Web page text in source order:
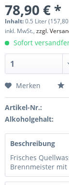
78,90 € *
Inhalt:0.5 Liter
inkl. MwSt., zzgl.
Sofort
Merken
Artikel-Nr.:
Alkoholgehalt:
Beschreibung
Frisches
Brennmeister mit